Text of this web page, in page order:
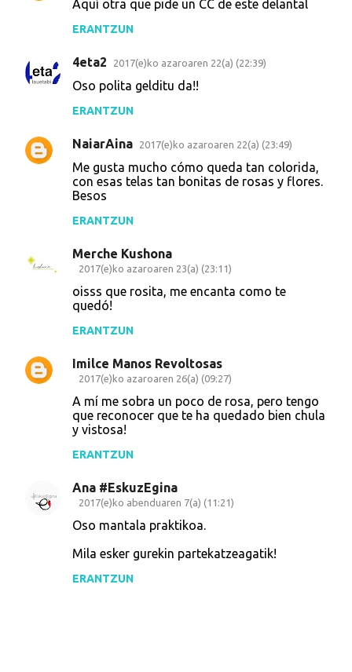
Aquí otra que pide un CC de este delantal
ERANTZUN
4eta2 2017(e)ko azaroaren 22(a) (22:39)
Oso polita gelditu da!!
ERANTZUN
NaiarAina 2017(e)ko azaroaren 22(a) (23:49)
Me gusta mucho cómo queda tan colorida,
con esas telas tan bonitas de rosas y flores.
Besos
ERANTZUN
Merche Kushona
2017(e)ko azaroaren 23(a) (23:11)
oisss que rosita, me encanta como te
quedó!
ERANTZUN
Imilce Manos Revoltosas
2017(e)ko azaroaren 26(a) (09:27)
A mí me sobra un poco de rosa, pero tengo
que reconocer que te ha quedado bien chula
y vistosa!
ERANTZUN
Ana #EskuzEgina
2017(e)ko abenduaren 7(a) (11:21)
Oso mantala praktikoa.
Mila esker gurekin partekatzeagatik!
ERANTZUN